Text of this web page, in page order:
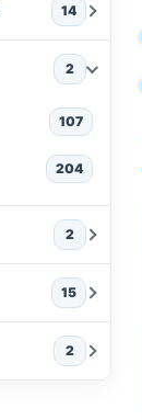
14
2
107
204
2
15
2